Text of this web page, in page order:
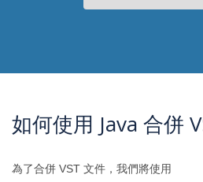
如何使用 Java 合併
為了合併 VST 文件，我們將使用